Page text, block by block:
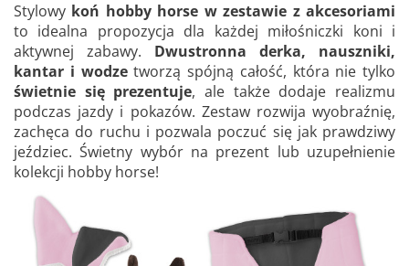
Stylowy koń hobby horse w zestawie z akcesoriami
to idealna propozycja dla każdej miłośniczki koni i
aktywnej zabawy. Dwustronna derka, nauszniki,
kantar i wodzetworzą spójną całość, która nie tylko
świetnie się prezentuje, ale także dodaje realizmu
podczas jazdy i pokazów. Zestaw rozwija wyobraźnię,
zachęca do ruchu i pozwala poczuć się jak prawdziwy
jeździec. Świetny wybór na prezent lub uzupełnienie
kolekcji hobby horse!